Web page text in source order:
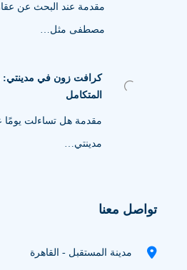
مقدمة عند البحث عن
مصطفى مثل…
كرافت زون في مدينتي:
المتكامل
مقدمة هل تساءلت
مدينتي…
تواصل معنا
مدينة المستقبل - القاهرة